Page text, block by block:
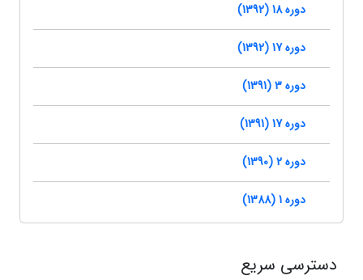
دوره 18 (1392)
دوره 17 (1392)
دوره 3 (1391)
دوره 17 (1391)
دوره 2 (1390)
دوره 1 (1388)
دسترسی سریع